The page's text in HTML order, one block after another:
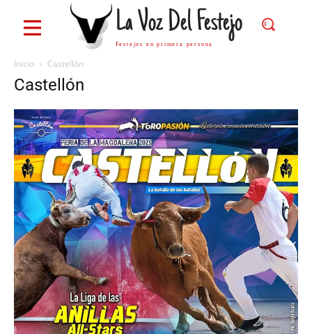
La Voz Del Festejo
Festejos en primera persona
Inicio Castellón
Castellón